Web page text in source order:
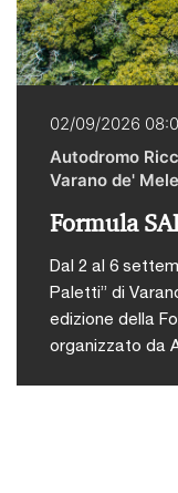
02/09/2026
Autodromo
Varano de'
Formula
Dal 2 al 6
Paletti” di
edizione della
organizzato da
abilità acquisite